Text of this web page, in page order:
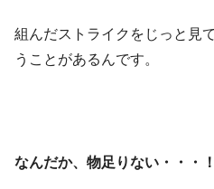
組んだストライクをじっと見
うことがあるんです。
なんだか、物足りない・・・！